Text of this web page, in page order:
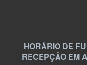
HORÁRIO DE
RECEPÇÃO EM